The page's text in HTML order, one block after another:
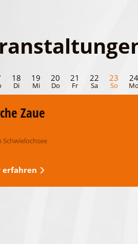
18
Di
19
Mi
20
Do
21
Fr
22
Sa
23
So
24
Mo
Zaue
erfahren